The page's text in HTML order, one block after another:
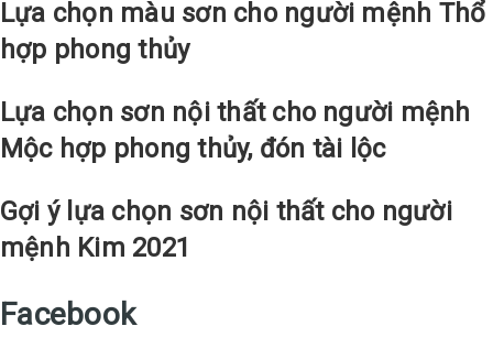
Lựa chọn màu sơn cho người mệnh Thổ
hợp phong thủy
Lựa chọn sơn nội thất cho người mệnh
Mộc hợp phong thủy, đón tài lộc
Gợi ý lựa chọn sơn nội thất cho người
mệnh Kim 2021
Facebook